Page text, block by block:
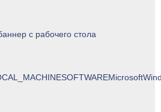
с рабочего стола